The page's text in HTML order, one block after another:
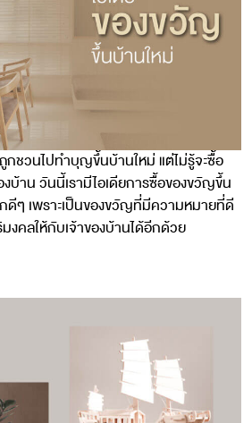
ชวนไปทำบุญขึ้นบ้านใหม่ แต่ไม่รู้จะซื้อ
งบ้าน วันนี้เรามีไอเดียการซื้อของขวัญขึ้น
ดีๆ เพราะเป็นของขวัญที่มีความหมายที่ดี
งคลให้กับเจ้าของบ้านได้อีกด้วย